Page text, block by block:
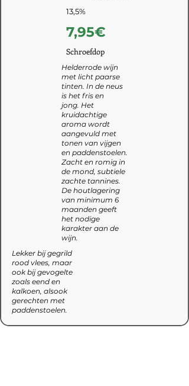
13,5%
7,95€
Schroefdop
Helderrode wijn
met licht paarse
tinten. In de neus
is het fris en
jong. Het
kruidachtige
aroma wordt
aangevuld met
tonen van vijgen
en paddenstoelen.
Zacht en romig in
de mond, subtiele
zachte tannines.
De houtlagering
van minimum 6
maanden geeft
het nodige
karakter aan de
wijn.
Lekker bij gegrild
rood vlees, maar
ook bij gevogelte
zoals eend en
kalkoen, alsook
gerechten met
paddenstoelen.